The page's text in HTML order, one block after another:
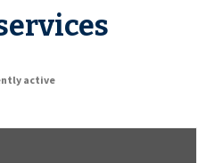
active